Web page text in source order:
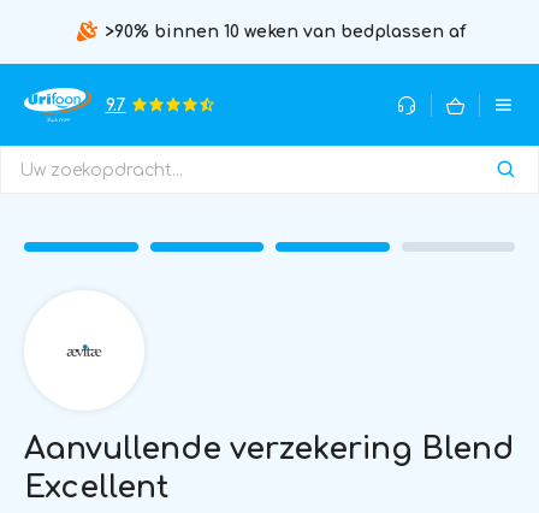
>90% binnen 10 weken van bedplassen af
9.7
Aanvullende verzekering Blend
Excellent